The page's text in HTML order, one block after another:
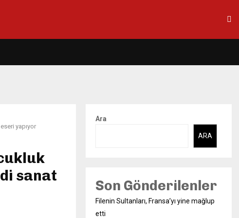
yapıyor
sanat
Ara
ARA
Son Gönderilenler
Filenin Sultanları, Fransa’yı yine mağlup
etti